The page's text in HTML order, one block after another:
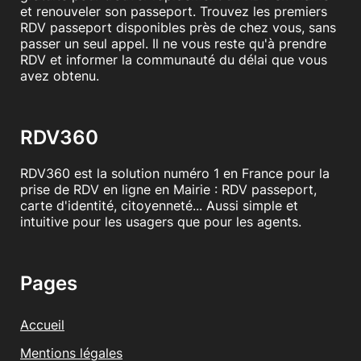
parent hébergeant . (Factures, téléphone, électricité,
impôts de moins d'un an.)
POUR LE PASSEPORT
- Réaliser une
ligne/effectuer-le-renouvellement-de-votre-carte-
etimprimer la feuille récapitulative à taille réelle.
- Carte d'identité en cours de validitéou1 acte de
naissancede moins de 3 mois délivré par la Mairie
lieu de Naissance
(si la commune de naissance n'est
Dans tous les cas connaitre la filiation (nom + prénoms +
date et lieu de naissance de vos parents).
normes officielles.
être ni coupée ni collée sur la pré-demande
et renouveler son passeport. Trouvez les premiers
RDV passeport disponibles près de chez vous, sans
passer un seul appel. Il ne vous reste qu'à prendre
RDV et informer la communauté du délai que vous
avez obtenu.
RDV360
RDV360 est la solution numéro 1 en France pour la
prise de RDV en ligne en Mairie : RDV passeport,
carte d'identité, citoyenneté... Aussi simple et
intuitive pour les usagers que pour les agents.
Pages
Accueil
Mentions légales